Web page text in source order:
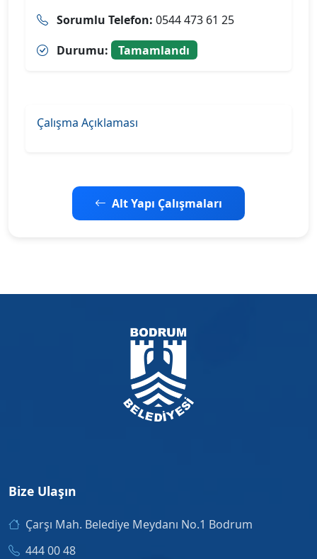
Sorumlu Telefon: 0544 473 61 25
Durumu:
Tamamlandı
Çalışma Açıklaması
Alt Yapı Çalışmaları
Bize Ulaşın
Çarşı Mah. Belediye Meydanı No.1 Bodrum
444 00 48